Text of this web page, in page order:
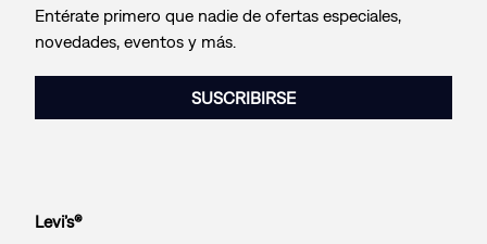
Entérate primero que nadie de ofertas especiales,
novedades, eventos y más.
SUSCRIBIRSE
Levi’s®